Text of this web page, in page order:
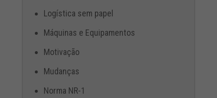
Logística sem papel
Máquinas e Equipamentos
Motivação
Mudanças
Norma NR-1